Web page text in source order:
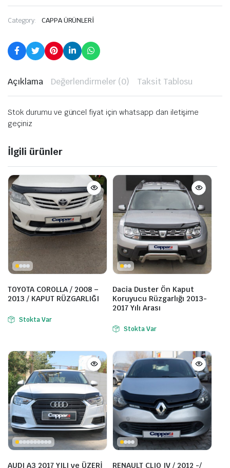
Category: CAPPA ÜRÜNLERİ
Açıklama Değerlendirmeler (0) Taksit Tablosu
Stok durumu ve güncel fiyat için whatsapp dan iletişime
geçiniz
İlgili ürünler
TOYOTA COROLLA / 2008 –
2013 / KAPUT RÜZGARLIĞI
Stokta Var
Dacia Duster Ön Kaput
Koruyucu Rüzgarlığı 2013-
2017 Yılı Arası
Stokta Var
AUDI A3 2017 YILI ve ÜZERİ
RENAULT CLIO IV / 2012 -/